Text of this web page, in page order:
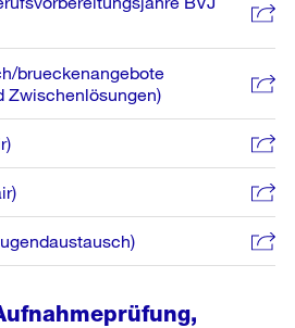
brueckenangebote
Zwischenlösungen)